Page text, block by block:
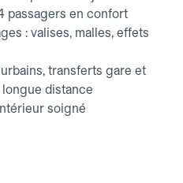
passagers en confort
: valises, malles, effets
transferts gare et
distance
soigné